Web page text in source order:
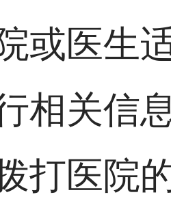
或医生
相关信
打医院